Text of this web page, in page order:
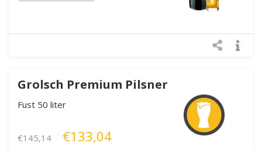
Grolsch Premium Pilsner
Fust 50 liter
€145,14 €133,04